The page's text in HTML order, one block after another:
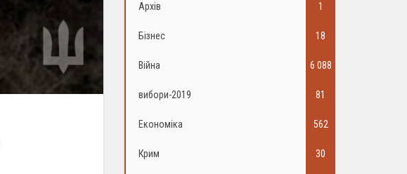
Архів 1
Бізнес 18
Війна 6 088
вибори-2019 81
Економіка 562
Крим 30